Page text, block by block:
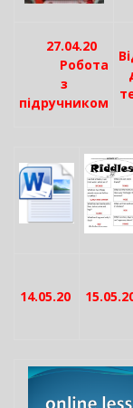
27.04.20
Робота
з
підручником
14.05.20